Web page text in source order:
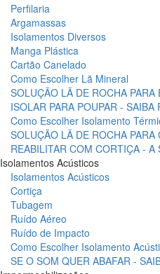
Perfilaria
Argamassas
Isolamentos Diversos
Manga Plástica
Cartão Canelado
Como Escolher Lã Mineral
SOLUÇÃO LÃ DE ROCHA PARA
ISOLAR PARA POUPAR -
Como Escolher Isolamento
SOLUÇÃO LÃ DE ROCHA PARA
REABILITAR COM CORTIÇA -
Isolamentos Acústicos
Isolamentos Acústicos
Cortiça
Tubagem
Ruído Aéreo
Ruído de Impacto
Como Escolher Isolamento
SE O SOM QUER ABAFAR -